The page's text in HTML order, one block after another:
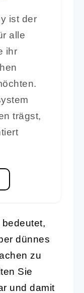
ist der
alle
ihr
trägst,
dünnes
zu
Sie
und damit